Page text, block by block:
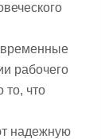
рабочего
то, что
надежную